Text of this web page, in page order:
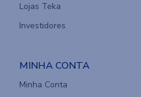
Lojas Teka
Investidores
MINHA CONTA
Minha Conta